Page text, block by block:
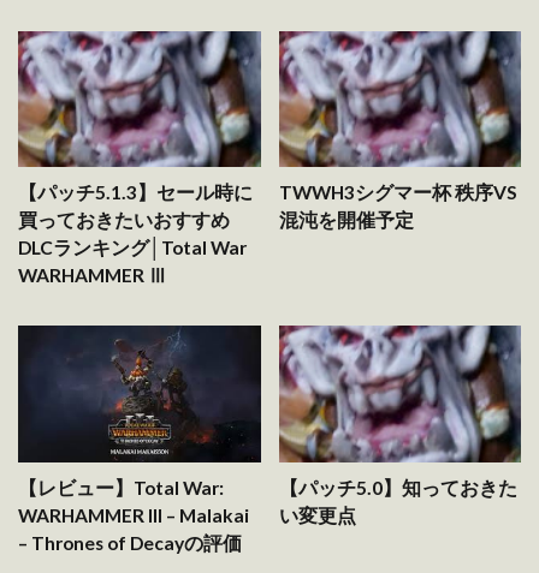
【パッチ5.1.3】セール時に
買っておきたいおすすめ
DLCランキング│Total War
WARHAMMER Ⅲ
TWWH3シグマー杯 秩序VS
混沌を開催予定
【レビュー】Total War:
WARHAMMER III – Malakai
– Thrones of Decayの評価
【パッチ5.0】知っておきた
い変更点